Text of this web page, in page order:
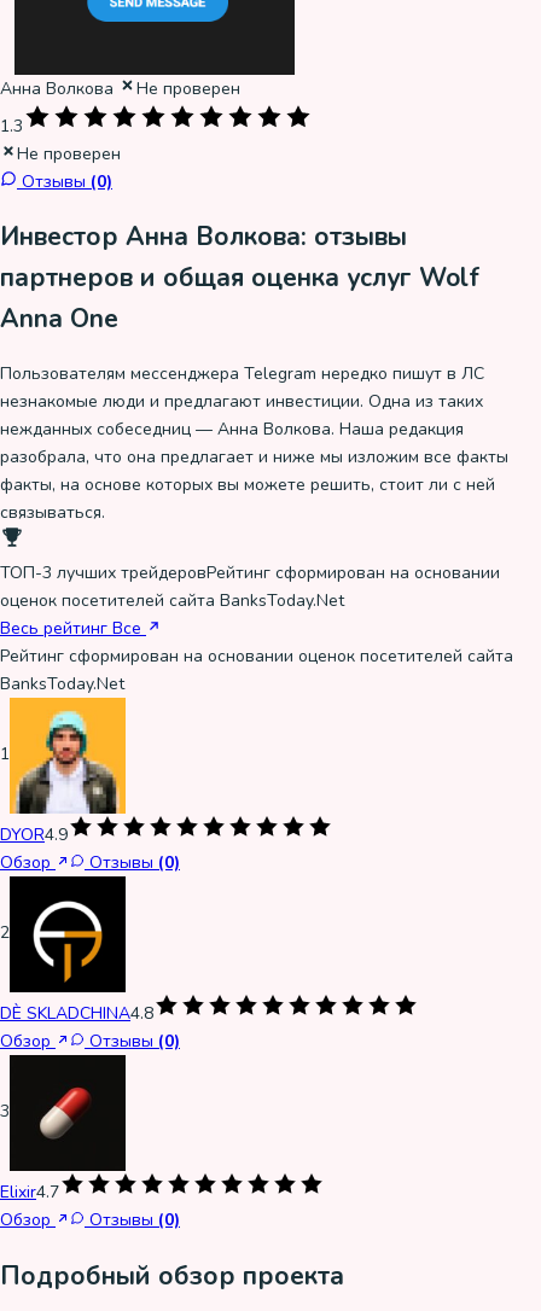
Анна Волкова
Не проверен
1.3
Не проверен
Отзывы (0)
Инвестор Анна Волкова: отзывы
партнеров и общая оценка услуг Wolf
Anna One
Пользователям мессенджера Telegram нередко пишут в ЛС
незнакомые люди и предлагают инвестиции. Одна из таких
нежданных собеседниц — Анна Волкова. Наша редакция
разобрала, что она предлагает и ниже мы изложим все факты
факты, на основе которых вы можете решить, стоит ли с ней
связываться.
ТОП-3 лучших трейдеровРейтинг сформирован на основании
оценок посетителей сайта BanksToday.Net
Весь рейтинг Все
Рейтинг сформирован на основании оценок посетителей сайта
BanksToday.Net
1
DYOR4.9
Обзор
Отзывы (0)
2
DÈ SKLADCHINA4.8
Обзор
Отзывы (0)
3
Elixir4.7
Обзор
Отзывы (0)
Подробный обзор проекта